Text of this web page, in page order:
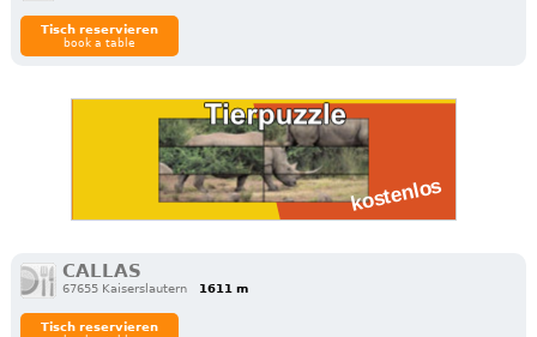
Tisch reservieren
book a table
CALLAS
67655 Kaiserslautern 1611 m
Tisch reservieren